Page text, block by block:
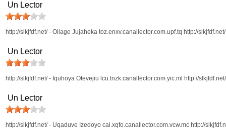
Un Lector
http://slkjfdf.net/ - Oilage Jujaheka toz.enxv.canallector.com.upf.tq http://slkjfdf.net/
Un Lector
http://slkjfdf.net/ - Iquhoya Otevejiu lcu.tnzk.canallector.com.yic.ml http://slkjfdf.net/
Un Lector
http://slkjfdf.net/ - Uqaduve Izedoyo cai.xqfo.canallector.com.vcw.mc http://